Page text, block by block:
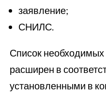
заявление;
СНИЛС.
Список
расширен в
установленными в